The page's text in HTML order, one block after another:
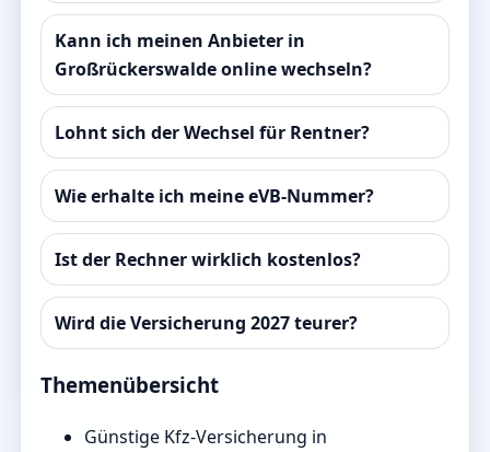
Kann ich meinen Anbieter in
Großrückerswalde online wechseln?
Lohnt sich der Wechsel für Rentner?
Wie erhalte ich meine eVB-Nummer?
Ist der Rechner wirklich kostenlos?
Wird die Versicherung 2027 teurer?
Themenübersicht
Günstige Kfz-Versicherung in